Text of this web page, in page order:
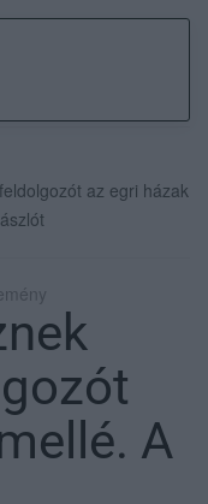
az egri házak
A